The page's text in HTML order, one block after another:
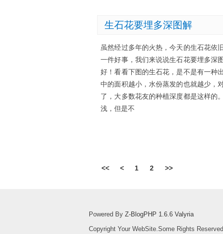
生石花要埋多深图解
虽然经过多年的火热，今天的生石花依
一件好事，我们来说说生石花要埋多深
好！看看下图的生石花，是不是有一种
中的面积越小，水份蒸发的也就越少，
了，大多数花友的种植深度都是这样的
浅，但是不
<< < 1 2 >>
Powered By Z-BlogPHP 1.6.6 Valyria
Copyright Your WebSite.Some Rights